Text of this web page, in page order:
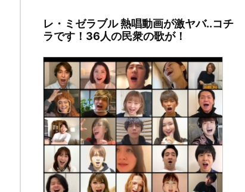
ぶ
き
が。。
2020
年
5
レ・ミゼラブル 熱唱動画が激ヤバ..コチ
ラです！36人の民衆の歌が！